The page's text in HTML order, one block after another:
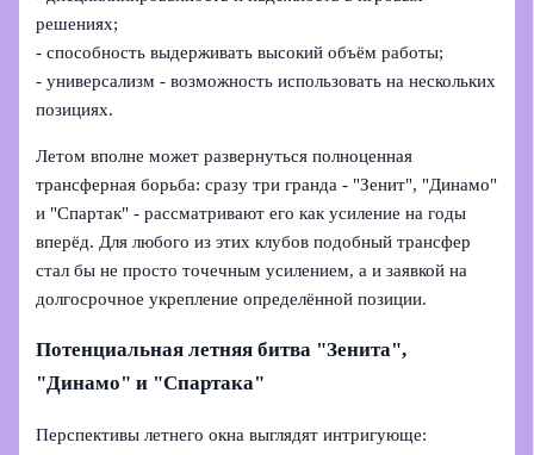
решениях;
- способность выдерживать высокий объём работы;
- универсализм - возможность использовать на нескольких
позициях.
Летом вполне может развернуться полноценная
трансферная борьба: сразу три гранда - "Зенит", "Динамо"
и "Спартак" - рассматривают его как усиление на годы
вперёд. Для любого из этих клубов подобный трансфер
стал бы не просто точечным усилением, а и заявкой на
долгосрочное укрепление определённой позиции.
Потенциальная летняя битва "Зенита",
"Динамо" и "Спартака"
Перспективы летнего окна выглядят интригующе: